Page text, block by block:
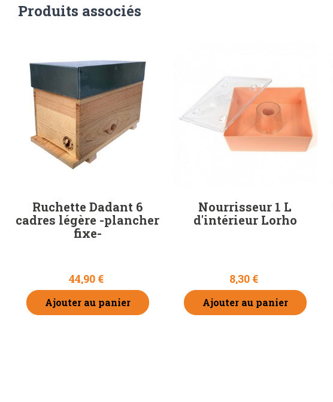
Produits associés
Ruchette Dadant 6
cadres légère -plancher
fixe-
44,90 €
Ajouter au panier
Nourrisseur 1 L
d'intérieur Lorho
8,30 €
Ajouter au panier